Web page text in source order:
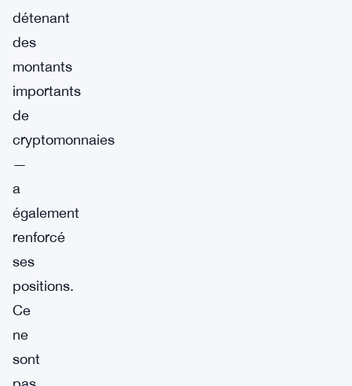
détenant
des
montants
importants
de
cryptomonnaies
—
a
également
renforcé
ses
positions.
Ce
ne
sont